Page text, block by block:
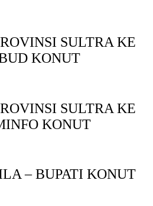
SULTRA KE
KONUT
SULTRA KE
KONUT
– BUPATI KONUT